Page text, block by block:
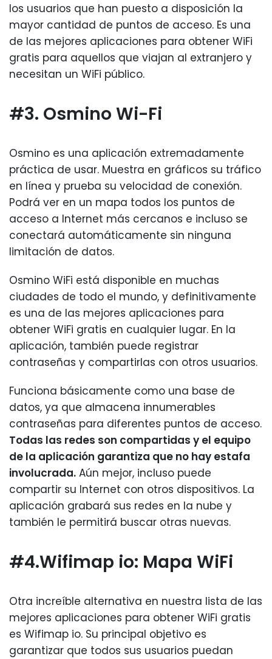
los usuarios que han puesto a disposición la
mayor cantidad de puntos de acceso. Es una
de las mejores aplicaciones para obtener WiFi
gratis para aquellos que viajan al extranjero y
necesitan un WiFi público.
#3. Osmino Wi-Fi
Osmino es una aplicación extremadamente
práctica de usar. Muestra en gráficos su tráfico
en línea y prueba su velocidad de conexión.
Podrá ver en un mapa todos los puntos de
acceso a Internet más cercanos e incluso se
conectará automáticamente sin ninguna
limitación de datos.
Osmino WiFi está disponible en muchas
ciudades de todo el mundo, y definitivamente
es una de las mejores aplicaciones para
obtener WiFi gratis en cualquier lugar. En la
aplicación, también puede registrar
contraseñas y compartirlas con otros usuarios.
Funciona básicamente como una base de
datos, ya que almacena innumerables
contraseñas para diferentes puntos de acceso.
Todas las redes son compartidas y el equipo
de la aplicación garantiza que no hay estafa
involucrada. Aún mejor, incluso puede
compartir su Internet con otros dispositivos. La
aplicación grabará sus redes en la nube y
también le permitirá buscar otras nuevas.
#4.Wifimap io: Mapa WiFi
Otra increíble alternativa en nuestra lista de las
mejores aplicaciones para obtener WiFi gratis
es Wifimap io. Su principal objetivo es
garantizar que todos sus usuarios puedan